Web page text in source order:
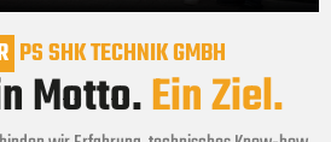
PS SHK TECHNIK GMBH
Motto.Ein Ziel.